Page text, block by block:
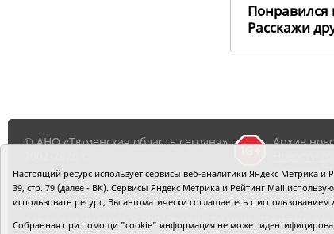
Понравился
Расскажи
© АНО «Тюменская область сегодня»,
Архив
районов
Главный редактор Рябков А.В. Редакция: 625002,
Адрес для писем: 625000, Россия, Тюмень, Почтамт, а/
Настоящий ресурс использует сервисы веб-аналитики Яндекс Метрика
39, стр. 79 (далее - ВК). Сервисы Яндекс Метрика и Рейтинг Mail
использовать ресурс, Вы автоматически соглашаетесь с
Собранная при помощи "cookie" информация не может